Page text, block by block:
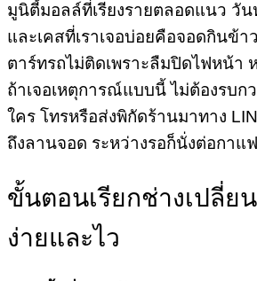
มูนิตี้มอลล์ที่เรียงรายตลอดแนว วั
และเคสที่เราเจอบ่อยคือจอดกินข้า
ตาร์ทรถไม่ติดเพราะลืมปิดไฟหน้า
ถ้าเจอเหตุการณ์แบบนี้ ไม่ต้องรบก
ใคร โทรหรือส่งพิกัดร้านมาทาง
ถึงลานจอด ระหว่างรอก็นั่งต่อกาแ
ขั้นตอนเรียกช่างเปลี่ย
ง่ายและไว